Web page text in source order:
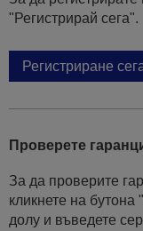
"Регистрирай сега".
Регистриране
Проверете
За да проверите
кликнете на
долу и въведете